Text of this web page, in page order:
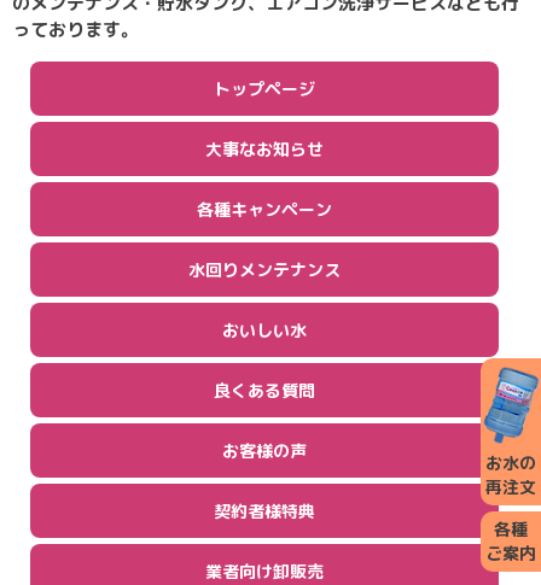
っております。
トップページ
大事なお知らせ
各種キャンペーン
水回りメンテナンス
おいしい水
良くある質問
お客様の声
契約者様特典
業者向け卸販売
お水の
再注文
各種
ご案内